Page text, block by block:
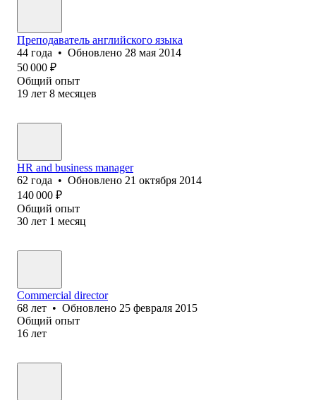
Преподаватель английского языка
44 года • Обновлено 28 мая 2014
50 000 ₽
Общий опыт
19 лет 8 месяцев
HR and business manager
62 года • Обновлено 21 октября 2014
140 000 ₽
Общий опыт
30 лет 1 месяц
Commercial director
68 лет • Обновлено 25 февраля 2015
Общий опыт
16 лет